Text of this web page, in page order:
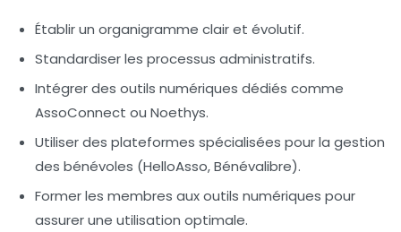
Établir un organigramme clair et évolutif.
Standardiser les processus administratifs.
Intégrer des outils numériques dédiés comme
AssoConnect ou Noethys.
Utiliser des plateformes spécialisées pour la gestion
des bénévoles (HelloAsso, Bénévalibre).
Former les membres aux outils numériques pour
assurer une utilisation optimale.